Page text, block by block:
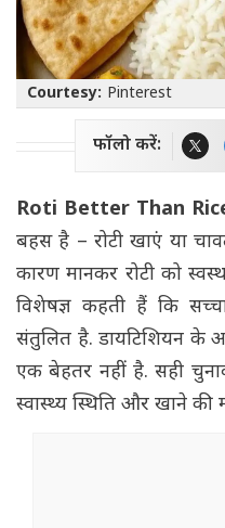
Courtesy: Pinterest
फॉलो करें:
Roti Better Than
बहस है – रोटी खाएं या
कारण मानकर रोटी को
विशेषज्ञ कहती हैं कि
संतुलित है. डायटिशियन के
एक बेहतर नहीं है. सही
स्वास्थ्य स्थिति और खाने की